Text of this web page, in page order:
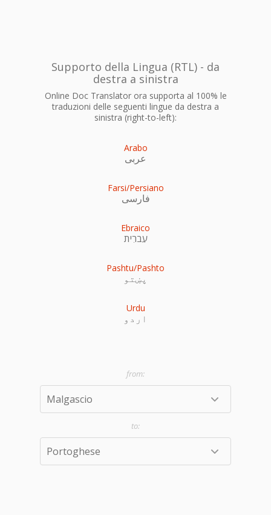
Supporto della Lingua (RTL) - da
destra a sinistra
Online Doc Translator ora supporta al 100% le
traduzioni delle seguenti lingue da destra a
sinistra (right-to-left):
Arabo
عربى
Farsi/Persiano
فارسی
Ebraico
עִברִית
Pashtu/Pashto
پښتو
Urdu
اردو